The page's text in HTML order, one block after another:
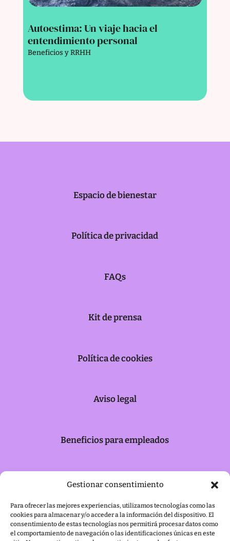
Gestionar consentimiento
Para ofrecer las mejores experiencias, utilizamos tecnologías como las
cookies para almacenar y/o acceder a la información del dispositivo. El
consentimiento de estas tecnologías nos permitirá procesar datos como
el comportamiento de navegación o las identificaciones únicas en este
Autoestima: Un viaje hacia el
entendimiento personal
Beneficios y RRHH
Espacio de bienestar
Política de privacidad
FAQs
Kit de prensa
Política de cookies
Aviso legal
Beneficios para empleados
Retribución Flexible
Saldo flexible